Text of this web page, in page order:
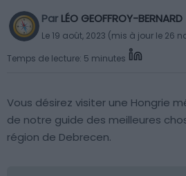
Par LÉO GEOFFROY-BERNARD
Le 19 août, 2023 (mis à jour le 26
Temps de lecture: 5 minutes
Vous désirez visiter une Hongrie
de notre guide des meilleures
région de Debrecen.